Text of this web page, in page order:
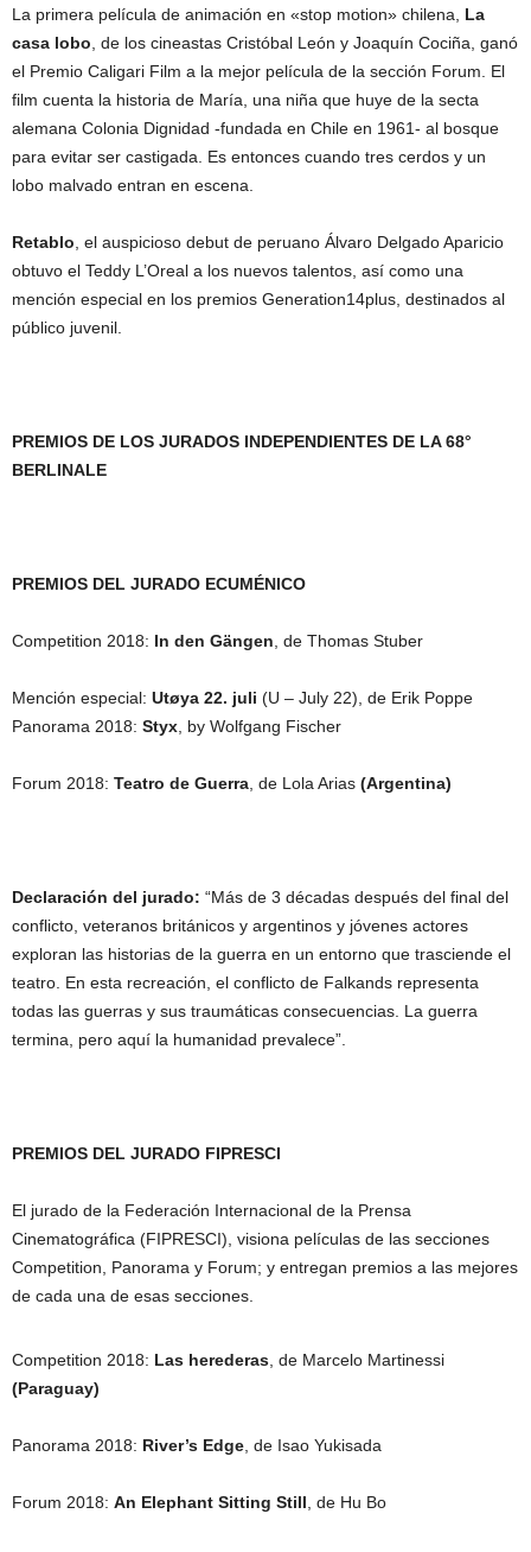
La primera película de animación en «stop motion» chilena, La
casa lobo, de los cineastas Cristóbal León y Joaquín Cociña, ganó
el Premio Caligari Film a la mejor película de la sección Forum. El
film cuenta la historia de María, una niña que huye de la secta
alemana Colonia Dignidad -fundada en Chile en 1961- al bosque
para evitar ser castigada. Es entonces cuando tres cerdos y un
lobo malvado entran en escena.
Retablo, el auspicioso debut de peruano Álvaro Delgado Aparicio
obtuvo el Teddy L’Oreal a los nuevos talentos, así como una
mención especial en los premios Generation14plus, destinados al
público juvenil.
PREMIOS DE LOS JURADOS INDEPENDIENTES DE LA 68°
BERLINALE
PREMIOS DEL JURADO ECUMÉNICO
Competition 2018: In den Gängen, de Thomas Stuber
Mención especial: Utøya 22. juli (U – July 22), de Erik Poppe
Panorama 2018: Styx, by Wolfgang Fischer
Forum 2018: Teatro de Guerra, de Lola Arias (Argentina)
Declaración del jurado: “Más de 3 décadas después del final del
conflicto, veteranos británicos y argentinos y jóvenes actores
exploran las historias de la guerra en un entorno que trasciende el
teatro. En esta recreación, el conflicto de Falkands representa
todas las guerras y sus traumáticas consecuencias. La guerra
termina, pero aquí la humanidad prevalece”.
PREMIOS DEL JURADO FIPRESCI
El jurado de la Federación Internacional de la Prensa
Cinematográfica (FIPRESCI), visiona películas de las secciones
Competition, Panorama y Forum; y entregan premios a las mejores
de cada una de esas secciones.
Competition 2018: Las herederas, de Marcelo Martinessi
(Paraguay)
Panorama 2018: River’s Edge, de Isao Yukisada
Forum 2018: An Elephant Sitting Still, de Hu Bo